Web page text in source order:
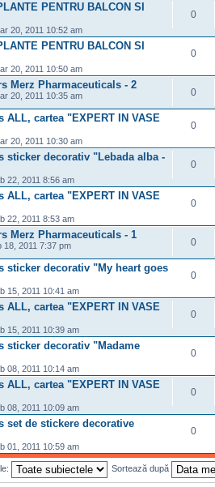
PENTRU BALCON SI
20, 2011 10:52 am
0
PENTRU BALCON SI
20, 2011 10:50 am
0
Merz Pharmaceuticals - 2
20, 2011 10:35 am 0
ALL, cartea "EXPERT IN VASE
20, 2011 10:30 am
0
sticker decorativ "Lebada alba -
22, 2011 8:56 am
0
ALL, cartea "EXPERT IN VASE
22, 2011 8:53 am
0
Merz Pharmaceuticals - 1
18, 2011 7:37 pm 0
sticker decorativ "My heart goes
15, 2011 10:41 am
0
ALL, cartea "EXPERT IN VASE
15, 2011 10:39 am
0
sticker decorativ "Madame
08, 2011 10:14 am
0
ALL, cartea "EXPERT IN VASE
08, 2011 10:09 am
0
set de stickere decorative
01, 2011 10:59 am
0
Sortează după